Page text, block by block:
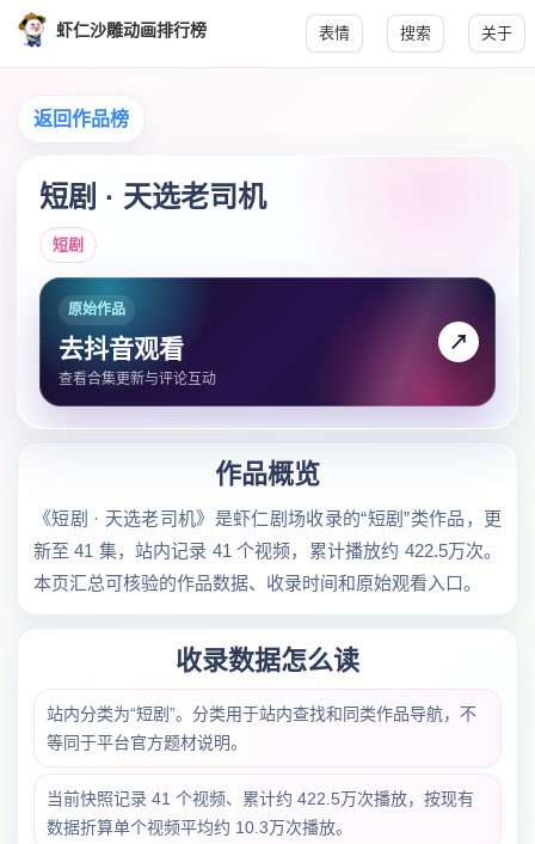
虾仁沙雕动画排行榜 表情 搜索 关于
返回作品榜
短剧 · 天选老司机
短剧
原始作品
去抖音观看
查看合集更新与评论互动
↗
作品概览
《短剧 · 天选老司机》是虾仁剧场收录的“短剧”类作品，更
新至 41 集，站内记录 41 个视频，累计播放约 422.5万次。
本页汇总可核验的作品数据、收录时间和原始观看入口。
收录数据怎么读
站内分类为“短剧”。分类用于站内查找和同类作品导航，不
等同于平台官方题材说明。
当前快照记录 41 个视频、累计约 422.5万次播放，按现有
数据折算单个视频平均约 10.3万次播放。